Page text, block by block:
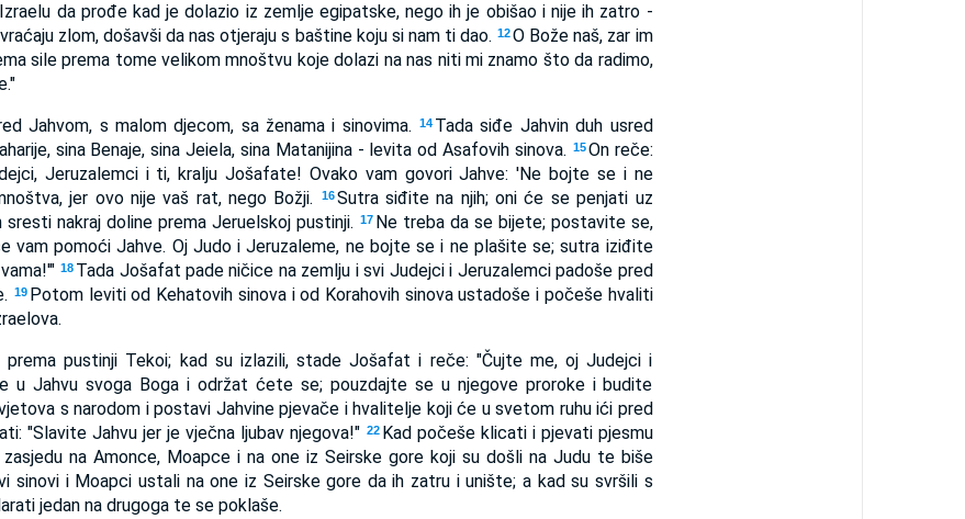
da prođe kad je dolazio iz zemlje egipatske, nego ih je obišao i nije ih zatro -
zlom, došavši da nas otjeraju s baštine koju si nam ti dao. 12O Bože naš, zar im
sile prema tome velikom mnoštvu koje dolazi na nas niti mi znamo što da radimo,
Jahvom, s malom djecom, sa ženama i sinovima. 14 Tada siđe Jahvin duh usred
sina Benaje, sina Jeiela, sina Matanijina - levita od Asafovih sinova. 15On reče:
Jeruzalemci i ti, kralju Jošafate! Ovako vam govori Jahve: 'Ne bojte se i ne
jer ovo nije vaš rat, nego Božji.
16Sutra siđite na njih; oni će se penjati uz
sresti nakraj doline prema Jeruelskoj pustinji. 17 Ne treba da se bijete; postavite se,
vam pomoći Jahve. Oj Judo i Jeruzaleme, ne bojte se i ne plašite se; sutra iziđite
18 Tada Jošafat pade ničice na zemlju i svi Judejci i Jeruzalemci padoše pred
19 Potom leviti od Kehatovih sinova i od Korahovih sinova ustadoše i počeše hvaliti
prema pustinji Tekoi; kad su izlazili, stade Jošafat i reče: "Čujte me, oj Judejci i
u Jahvu svoga Boga i održat ćete se; pouzdajte se u njegove proroke i budite
s narodom i postavi Jahvine pjevače i hvalitelje koji će u svetom ruhu ići pred
"Slavite Jahvu jer je vječna ljubav njegova!" 22 Kad počeše klicati i pjevati pjesmu
na Amonce, Moapce i na one iz Seirske gore koji su došli na Judu te biše
sinovi i Moapci ustali na one iz Seirske gore da ih zatru i unište; a kad su svršili s
jedan na drugoga te se poklaše.